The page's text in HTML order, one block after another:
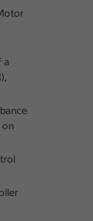
a
on